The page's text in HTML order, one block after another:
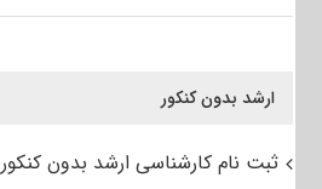
ارشد بدون کنکور
ثبت نام کارشناسی ارشد بدون کنکور